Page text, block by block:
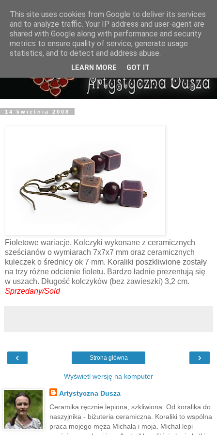
14 kwietnia 2008
Fioletowe wariacje. Kolczyki wykonane z ceramicznych
sześcianów o wymiarach 7x7x7 mm oraz ceramicznych
kuleczek o średnicy ok 7 mm. Koraliki poszkliwione zostały
na trzy różne odcienie fioletu. Bardzo ładnie prezentują się
w uszach. Długość kolczyków (bez zawieszki) 3,2 cm.
Sprzedany/Sold
‹ ›
Strona główna
Wyświetl wersję na komputer
Artystyczna Dusza
Ceramika ręcznie lepiona, szkliwiona. Od koralika do
naszyjnika - biżuteria ceramiczna. Koraliki to wspólna
praca mojego męża Michała i moja. Michał lepi
This site uses cookies from Google to deliver its services
and to analyze traffic. Your IP address and user-agent are
shared with Google along with performance and security
metrics to ensure quality of service, generate usage
statistics, and to detect and address abuse.
LEARN MORE GOT IT